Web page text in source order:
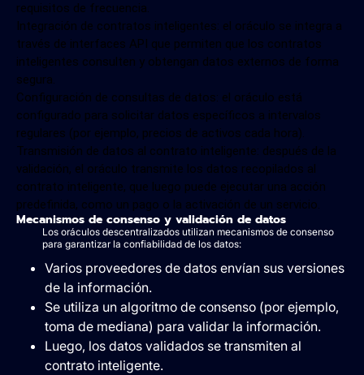
requisitos de frecuencia.
Integración de contratos inteligentes: el oráculo se integra a
través de interfaces API que permiten que los contratos
inteligentes consulten y obtengan datos externos de forma
segura.
Configuración de consultas de datos: el oráculo está
configurado para solicitar datos específicos a intervalos
regulares (por ejemplo, precios de activos cada hora).
Transmisión de datos al contrato inteligente: después de la
validación, el oráculo transmite los datos recopilados al
contrato inteligente, que luego puede ejecutar una acción
predefinida, como un pago o la activación de un servicio.
Mecanismos de consenso y validación de datos
Los oráculos descentralizados utilizan mecanismos de consenso
para garantizar la confiabilidad de los datos:
Varios proveedores de datos envían sus versiones
de la información.
Se utiliza un algoritmo de consenso (por ejemplo,
toma de mediana) para validar la información.
Luego, los datos validados se transmiten al
contrato inteligente.